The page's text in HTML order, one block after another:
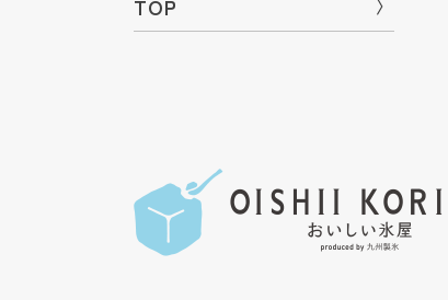
TOP 〉